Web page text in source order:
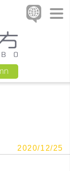
2020/12/25